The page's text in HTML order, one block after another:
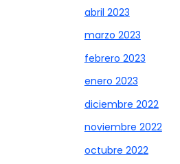
abril 2023
marzo 2023
febrero 2023
enero 2023
diciembre 2022
noviembre 2022
octubre 2022